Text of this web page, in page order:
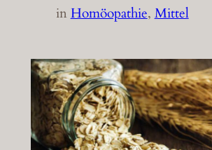
inHomöopathie, Mittel